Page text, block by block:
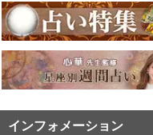
インフォメーション